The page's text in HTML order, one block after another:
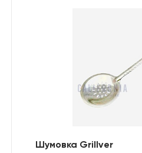
Шумовка Grillver